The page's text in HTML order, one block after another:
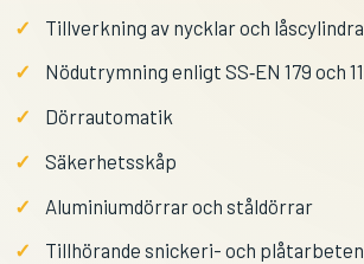
Tillverkning av nycklar och
Nödutrymning enligt SS‑EN 179 och
Dörrautomatik
Säkerhetsskåp
Aluminiumdörrar och ståldörrar
Tillhörande snickeri- och plåtarbeten